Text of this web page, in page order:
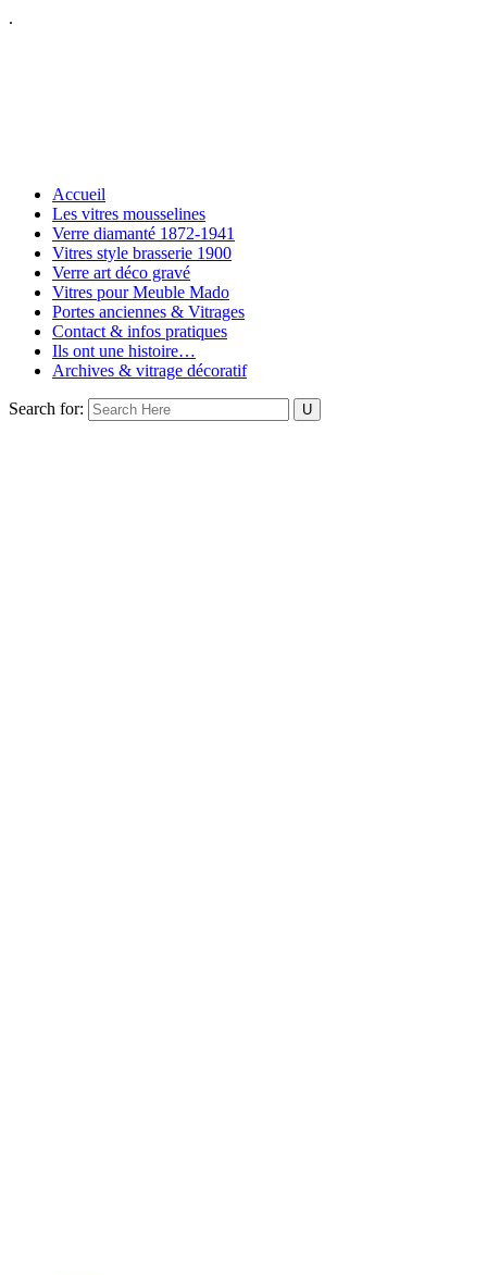
.
Accueil
Les vitres mousselines
Verre diamanté 1872-1941
Vitres style brasserie 1900
Verre art déco gravé
Vitres pour Meuble Mado
Portes anciennes & Vitrages
Contact & infos pratiques
Ils ont une histoire…
Archives & vitrage décoratif
Search for: